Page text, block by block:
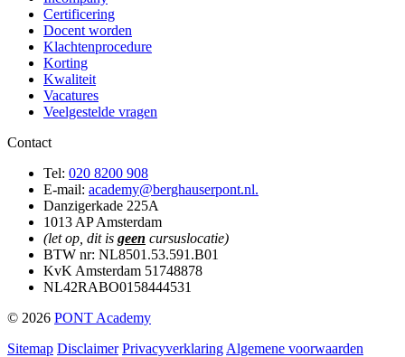
Certificering
Docent worden
Klachtenprocedure
Korting
Kwaliteit
Vacatures
Veelgestelde vragen
Contact
Tel: 020 8200 908
E-mail: academy@berghauserpont.nl.
Danzigerkade 225A
1013 AP Amsterdam
(let op, dit is geen cursuslocatie)
BTW nr: NL8501.53.591.B01
KvK Amsterdam 51748878
NL42RABO0158444531
© 2026 PONT Academy
Sitemap Disclaimer Privacyverklaring Algemene voorwaarden